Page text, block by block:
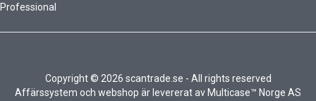
Professional
Copyright © 2026 scantrade.se - All rights reserved
Affärssystem och webshop är levererat av Multicase™ Norge AS